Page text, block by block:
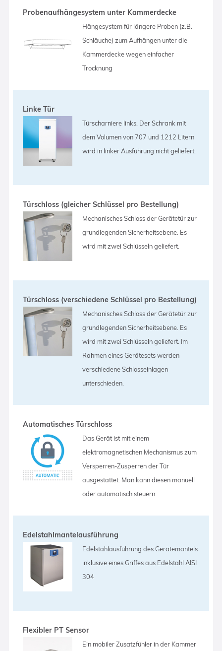
Probenaufhängesystem unter Kammerdecke
Hängesystem für längere Proben (z.B.
Schläuche) zum Aufhängen unter die
Kammerdecke wegen einfacher
Trocknung
Linke Tür
Türscharniere links. Der Schrank mit
dem Volumen von 707 und 1212 Litern
wird in linker Ausführung nicht geliefert.
Türschloss (gleicher Schlüssel pro Bestellung)
Mechanisches Schloss der Gerätetür zur
grundlegenden Sicherheitsebene. Es
wird mit zwei Schlüsseln geliefert.
Türschloss (verschiedene Schlüssel pro Bestellung)
Mechanisches Schloss der Gerätetür zur
grundlegenden Sicherheitsebene. Es
wird mit zwei Schlüsseln geliefert. Im
Rahmen eines Gerätesets werden
verschiedene Schlosseinlagen
unterschieden.
Automatisches Türschloss
Das Gerät ist mit einem
elektromagnetischen Mechanismus zum
Versperren-Zusperren der Tür
ausgestattet. Man kann diesen manuell
oder automatisch steuern.
Edelstahlmantelausführung
Edelstahlausführung des Gerätemantels
inklusive eines Griffes aus Edelstahl AISI
304
Flexibler PT Sensor
Ein mobiler Zusatzfühler in der Kammer